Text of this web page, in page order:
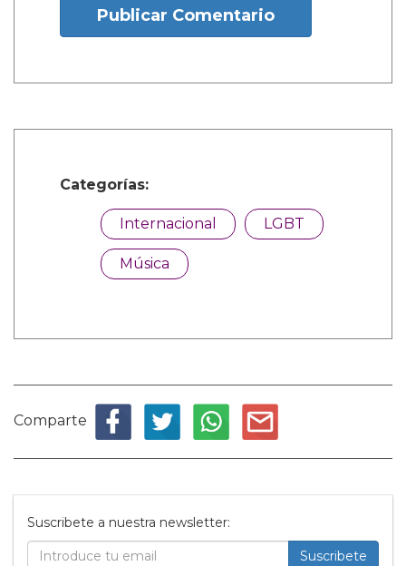
Publicar Comentario
Categorías:
Internacional LGBT
Música
Comparte
Suscribete a nuestra newsletter:
Suscribete